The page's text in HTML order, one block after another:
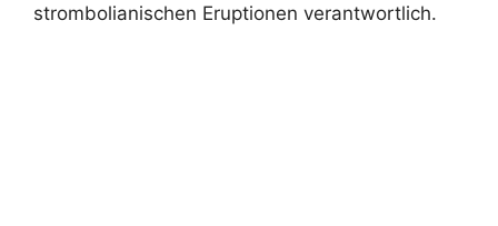
strombolianischen Eruptionen verantwortlich.